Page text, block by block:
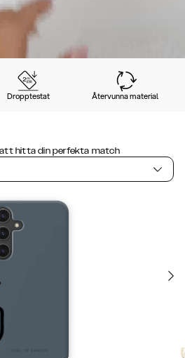
Dropptestat Återvunna material
att hitta din perfekta match